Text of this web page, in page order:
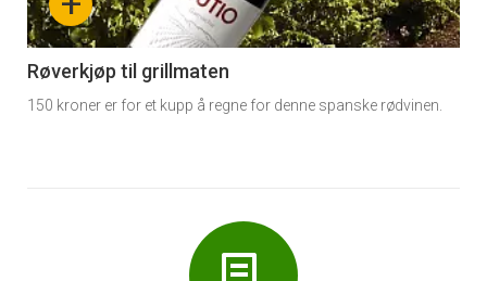
-
6
Røverkjøp til grillmaten
150 kroner er for et kupp å regne for denne spanske rødvinen.